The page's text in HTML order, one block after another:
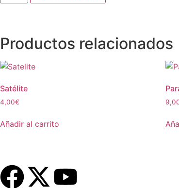
Productos relacionados
Satélite
4,00€
Añadir al carrito